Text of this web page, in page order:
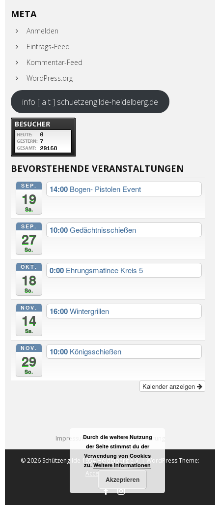
META
Anmelden
Eintrags-Feed
Kommentar-Feed
WordPress.org
info [ a t ] schuetzengilde-heidelberg.de
BEVORSTEHENDE VERANSTALTUNGEN
SEP.
19
Sa.
14:00 Bogen- Pistolen Event
SEP.
27
So.
10:00Gedächtnisschießen
OKT.
18
So.
0:00 Ehrungsmatinee Kreis 5
NOV.
14
Sa.
16:00Wintergrillen
NOV.
29
So.
10:00 Königsschießen
Kalender anzeigen
Impressum Datenschutzerklärung
© 2026 Schützengilde 1954 Heidelberg e.V. | WordPress Theme:
AccessPress Root
Durch die weitere Nutzung
der Seite stimmst du der
Verwendung von Cookies
zu. Weitere Informationen
Akzeptieren